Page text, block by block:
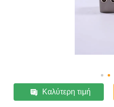
Καλύτερη τιμή